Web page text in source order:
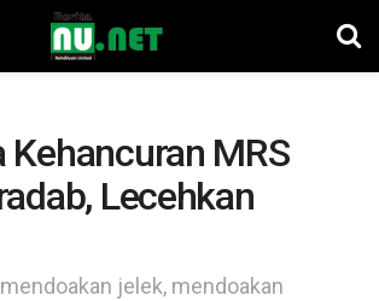
Kehancuran MRS
Lecehkan
jelek, mendoakan